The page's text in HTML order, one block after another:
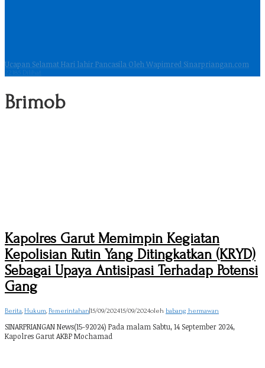
Ucapan Selamat Hari lahir Pancasila Oleh Wapimred Sinarpriangan.com
22185 Dilihat
Brimob
Kapolres Garut Memimpin Kegiatan
Kepolisian Rutin Yang Ditingkatkan (KRYD)
Sebagai Upaya Antisipasi Terhadap Potensi
Gang
Berita, Hukum, Pemerintahan|15/09/202415/09/2024oleh babang hermawan
SINARPRIANGAN News(15-92024) Pada malam Sabtu, 14 September 2024,
Kapolres Garut AKBP Mochamad